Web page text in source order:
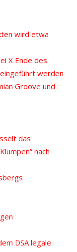
wird etwa
X Ende des
werden
Groove und
das
nach
DSA legale